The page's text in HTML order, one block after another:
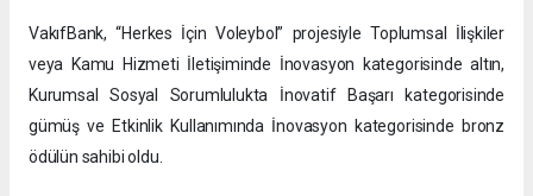
VakıfBank, “Herkes İçin Voleybol” projesiyle Toplumsal İlişkiler
veya Kamu Hizmeti İletişiminde İnovasyon kategorisinde altın,
Kurumsal Sosyal Sorumlulukta İnovatif Başarı kategorisinde
gümüş ve Etkinlik Kullanımında İnovasyon kategorisinde bronz
ödülün sahibi oldu.